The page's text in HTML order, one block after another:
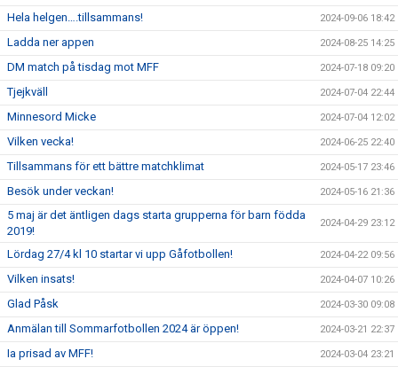
Hela helgen….tillsammans! 2024-09-06 18:42
Ladda ner appen 2024-08-25 14:25
DM match på tisdag mot MFF 2024-07-18 09:20
Tjejkväll 2024-07-04 22:44
Minnesord Micke 2024-07-04 12:02
Vilken vecka! 2024-06-25 22:40
Tillsammans för ett bättre matchklimat 2024-05-17 23:46
Besök under veckan! 2024-05-16 21:36
5 maj är det äntligen dags starta grupperna för barn födda
2019!
2024-04-29 23:12
Lördag 27/4 kl 10 startar vi upp Gåfotbollen! 2024-04-22 09:56
Vilken insats! 2024-04-07 10:26
Glad Påsk 2024-03-30 09:08
Anmälan till Sommarfotbollen 2024 är öppen! 2024-03-21 22:37
Ia prisad av MFF! 2024-03-04 23:21